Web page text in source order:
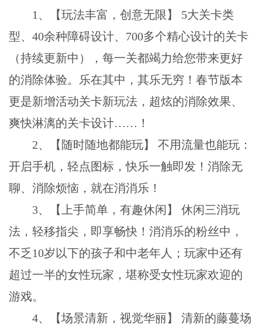
1、【玩法丰富，创意无限】 5大关卡类
型、40余种障碍设计、700多个精心设计的关卡
（持续更新中），每一关都竭力给您带来更好
的消除体验。乐在其中，其乐无穷！春节版本
更是新增活动关卡新玩法，超炫的消除效果、
爽快淋漓的关卡设计……！
2、【随时随地都能玩】 不用流量也能玩：
开启手机，轻点图标，快乐一触即发！消除无
聊、消除烦恼，就在消消乐！
3、【上手简单，有趣休闲】 休闲三消玩
法，轻移指尖，即享畅快！消消乐的粉丝中，
不乏10岁以下的孩子和中老年人；玩家中还有
超过一半的女性玩家，堪称受女性玩家欢迎的
游戏。
4、【场景清新，视觉华丽】 清新的藤蔓场